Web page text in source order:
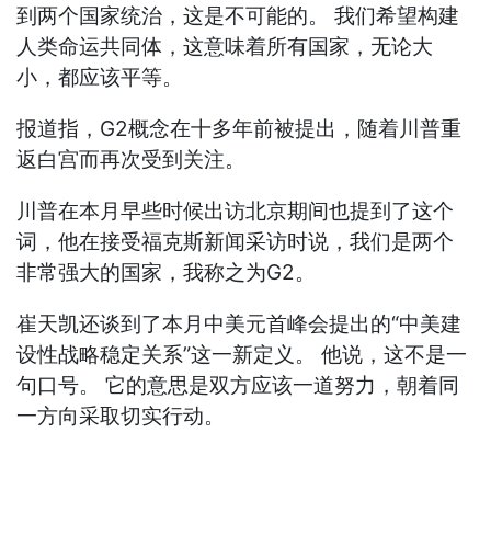
到两个国家统治，这是不可能的。 我们希望构建
人类命运共同体，这意味着所有国家，无论大
小，都应该平等。
报道指，G2概念在十多年前被提出，随着川普重
返白宫而再次受到关注。
川普在本月早些时候出访北京期间也提到了这个
词，他在接受福克斯新闻采访时说，我们是两个
非常强大的国家，我称之为G2。
崔天凯还谈到了本月中美元首峰会提出的“中美建
设性战略稳定关系”这一新定义。 他说，这不是一
句口号。 它的意思是双方应该一道努力，朝着同
一方向采取切实行动。